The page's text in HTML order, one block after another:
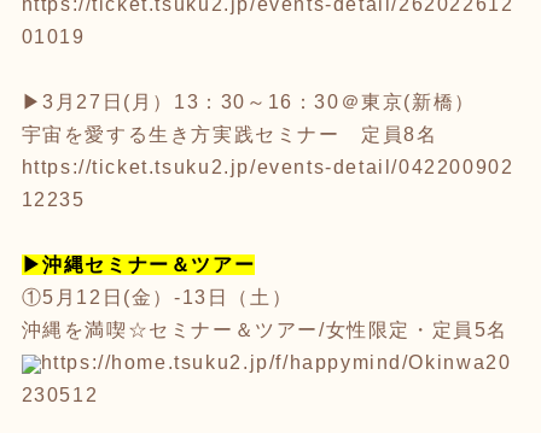
https://ticket.tsuku2.jp/events-detail/262022612
01019
▶3月27日(月）13：30～16：30＠東京(新橋）
宇宙を愛する生き方実践セミナー 定員8名
https://ticket.tsuku2.jp/events-detail/042200902
12235
▶沖縄セミナー＆ツアー
①5月12日(金）-13日（土）
沖縄を満喫☆セミナー＆ツアー/女性限定・定員5名
https://home.tsuku2.jp/f/happymind/Okinwa20
230512